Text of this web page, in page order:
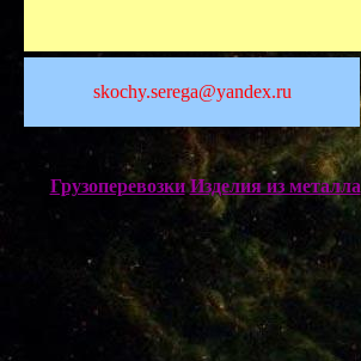
skochy.serega@yandex.ru
Грузоперевозки Изделия из металла